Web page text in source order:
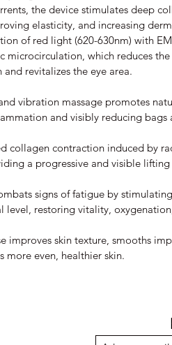
the device stimulates deep
elasticity, and increasing
of red light (620-630nm) with
microcirculation, which reduces
revitalizes the eye area.
vibration massage promotes
and visibly reducing bags
collagen contraction induced by
a progressive and visible
signs of fatigue by
level, restoring vitality,
improves skin texture, smooths
more even, healthier skin.